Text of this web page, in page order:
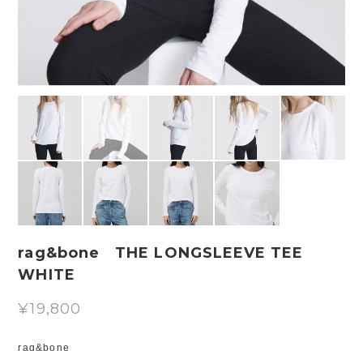
rag&bone THE LONGSLEEVE TEE
WHITE
¥19,800
rag&bone